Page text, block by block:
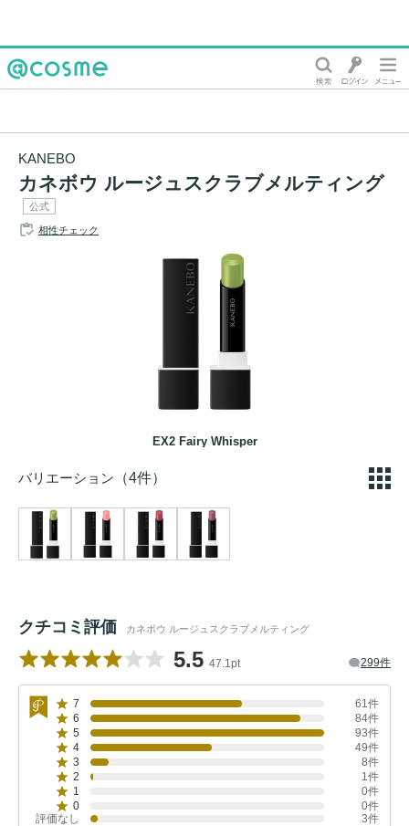
KANEBO
カネボウ ルージュスクラブメルティング
公式
相性チェック
EX2 Fairy Whisper
バリエーション （4件）
クチコミ評価 カネボウ ルージュスクラブメルティング
5.5 47.1pt 299件
7
61件
6
84件
5
93件
4
49件
3
8件
2
1件
1
0件
0
0件
評価なし
3件